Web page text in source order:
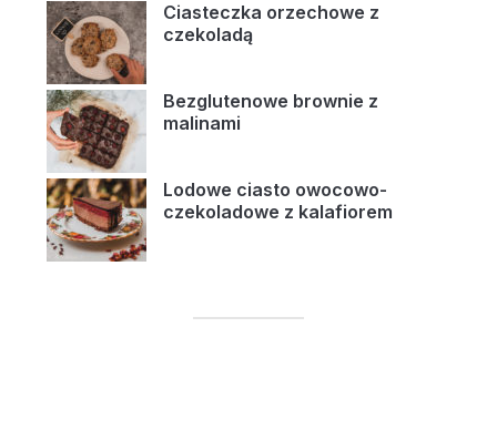
Ciasteczka orzechowe z
czekoladą
Bezglutenowe brownie z
malinami
Lodowe ciasto owocowo-
czekoladowe z kalafiorem